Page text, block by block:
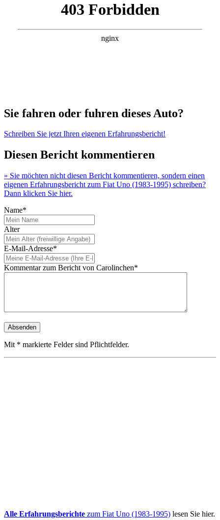
Sie fahren oder fuhren dieses Auto?
Schreiben Sie jetzt Ihren eigenen Erfahrungsbericht!
Diesen Bericht kommentieren
» Sie möchten nicht diesen Bericht kommentieren, sondern einen
eigenen Erfahrungsbericht zum Fiat Uno (1983-1995) schreiben?
Dann klicken Sie hier.
Name*
Alter
E-Mail-Adresse*
Kommentar zum Bericht von Carolinchen*
Mit * markierte Felder sind Pflichtfelder.
Alle Erfahrungsberichte zum Fiat Uno (1983-1995) lesen Sie hier.